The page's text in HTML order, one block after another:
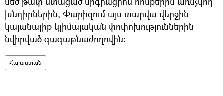
խնդիրներին, Փարիզում այս տարվա վերջին
կայանալիք կլիմայական փոփոխություններին
նվիրված գագաթնաժողովին։
Հայաստան